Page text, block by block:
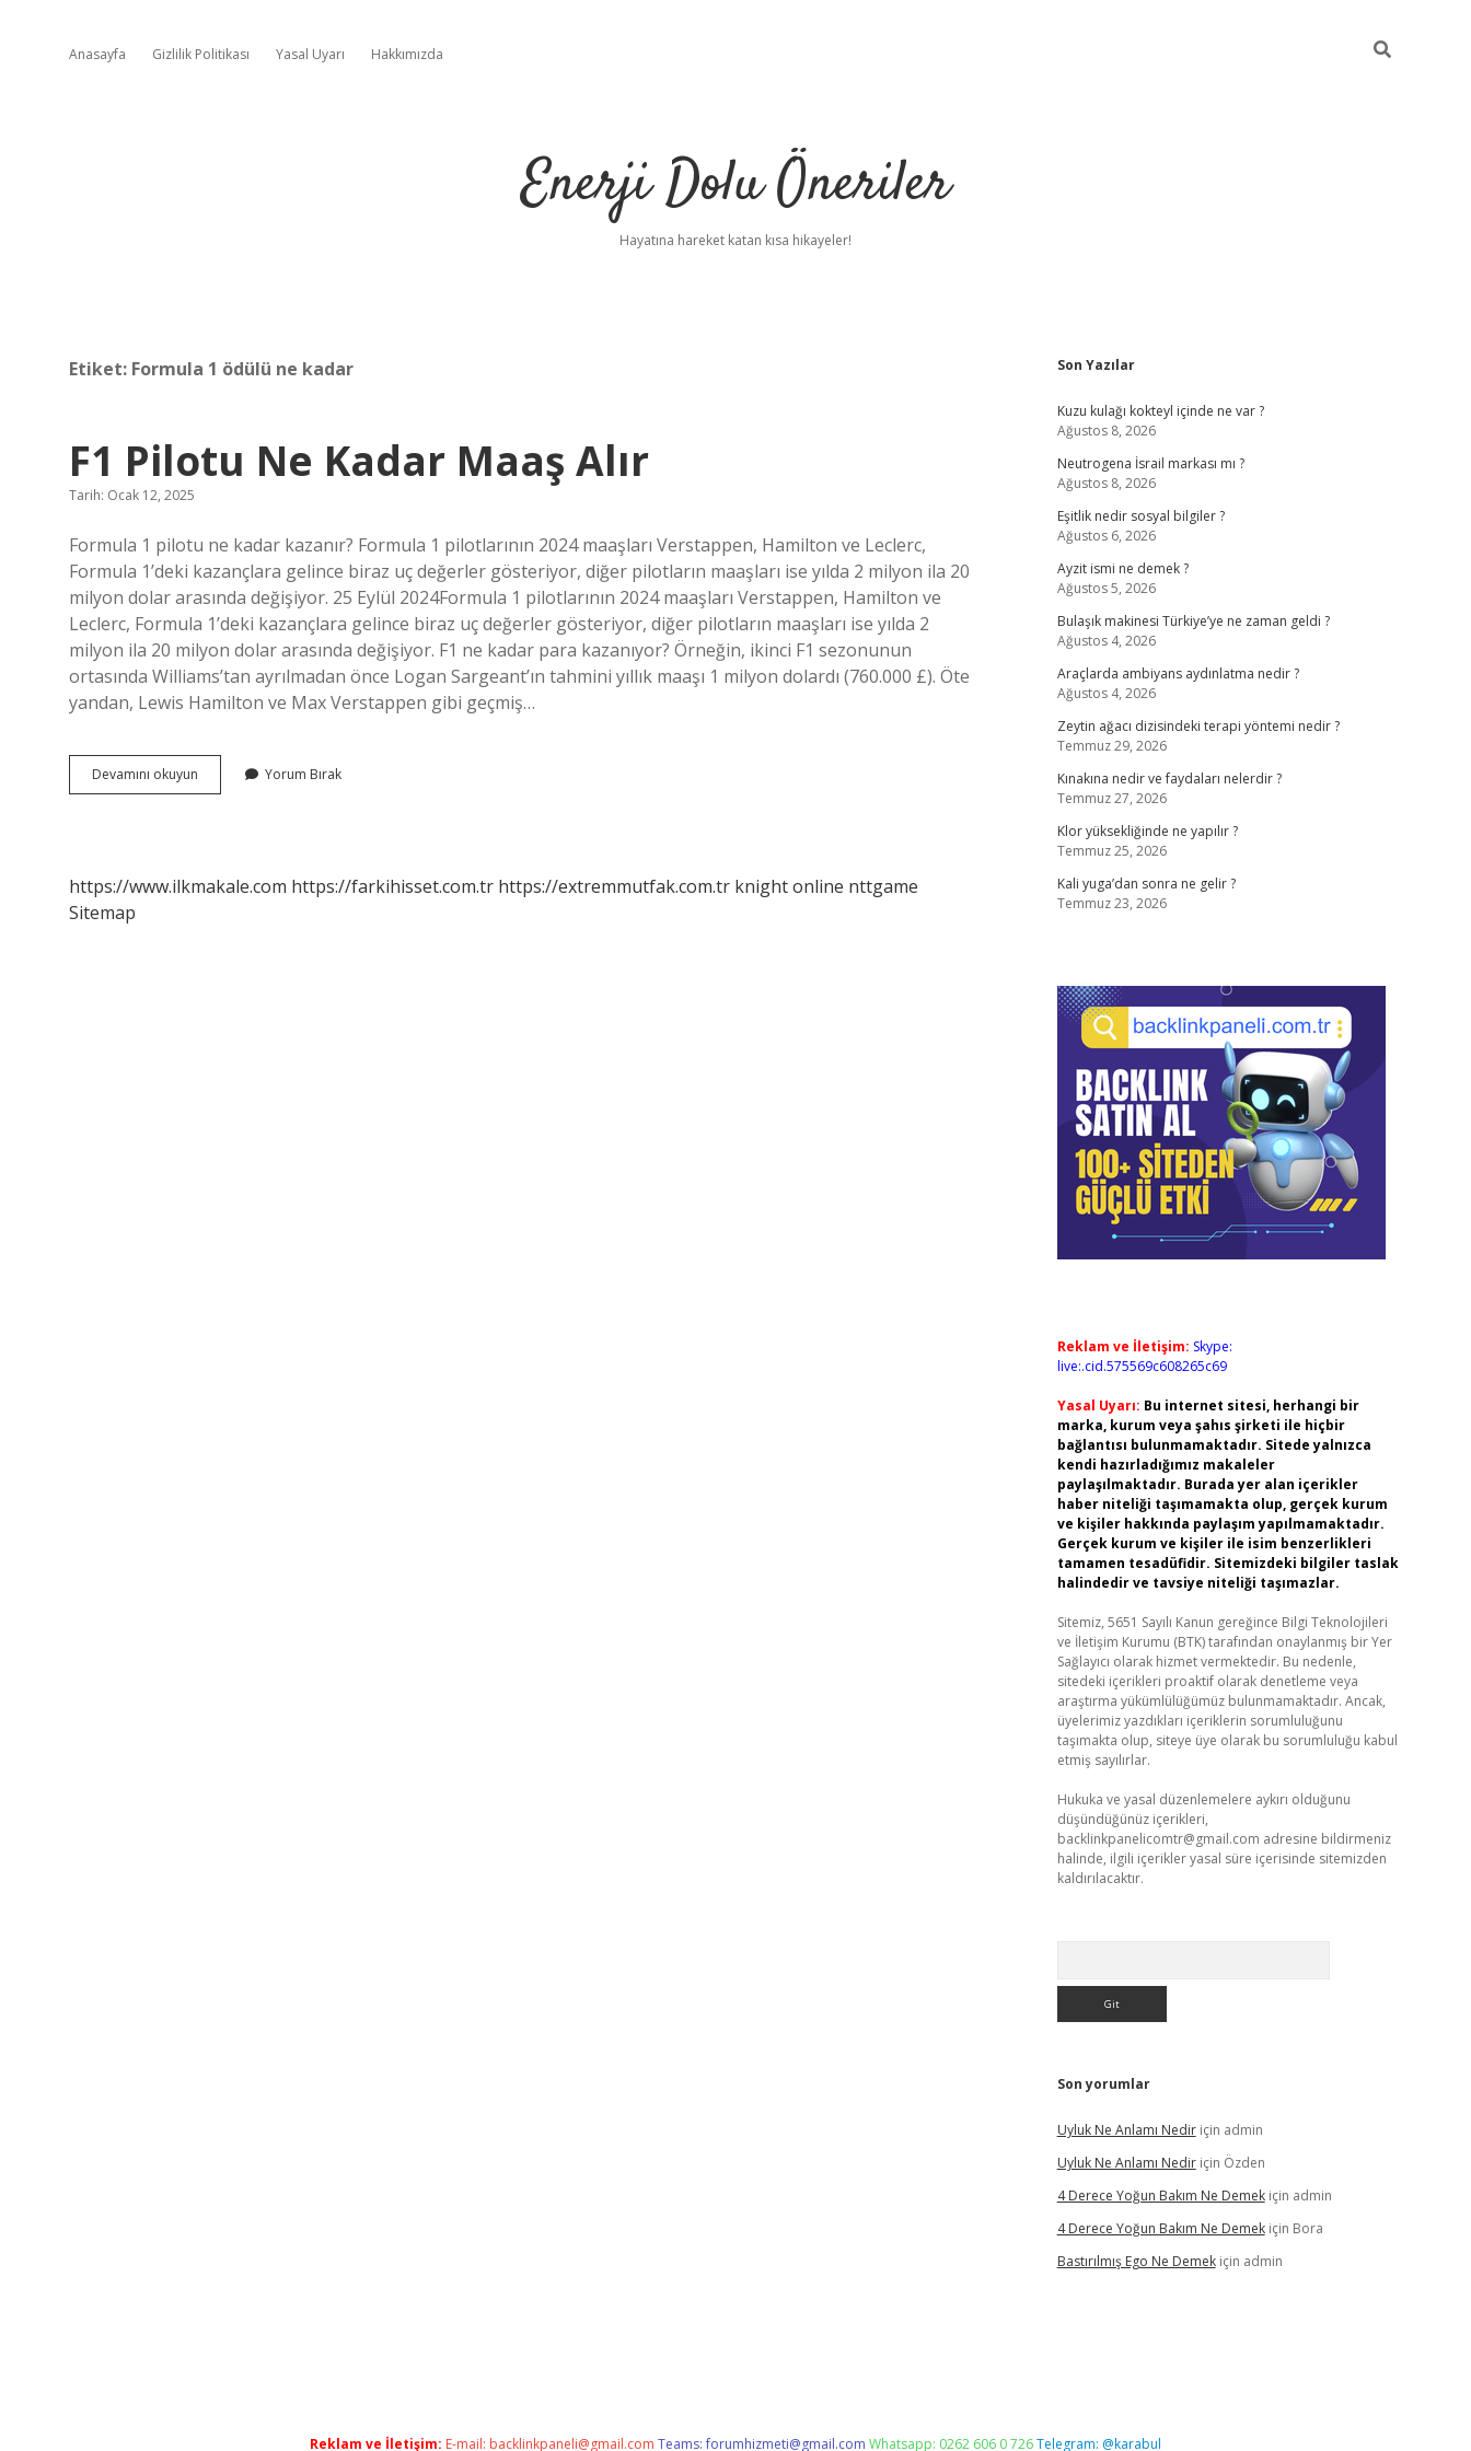
Anasayfa Gizlilik Politikası Yasal Uyarı Hakkımızda
Enerji Dolu Öneriler
Hayatına hareket katan kısa hikayeler!
Etiket: Formula 1 ödülü ne kadar
F1 Pilotu Ne Kadar Maaş Alır
Tarih: Ocak 12, 2025
Formula 1 pilotu ne kadar kazanır? Formula 1 pilotlarının 2024 maaşları Verstappen, Hamilton ve Leclerc,
Formula 1’deki kazançlara gelince biraz uç değerler gösteriyor, diğer pilotların maaşları ise yılda 2 milyon ila 20
milyon dolar arasında değişiyor. 25 Eylül 2024Formula 1 pilotlarının 2024 maaşları Verstappen, Hamilton ve
Leclerc, Formula 1’deki kazançlara gelince biraz uç değerler gösteriyor, diğer pilotların maaşları ise yılda 2
milyon ila 20 milyon dolar arasında değişiyor. F1 ne kadar para kazanıyor? Örneğin, ikinci F1 sezonunun
ortasında Williams’tan ayrılmadan önce Logan Sargeant’ın tahmini yıllık maaşı 1 milyon dolardı (760.000 £). Öte
yandan, Lewis Hamilton ve Max Verstappen gibi geçmiş…
Devamını okuyun
Pilotu
Yorum Bırak
https://www.ilkmakale.com https://farkihisset.com.tr https://extremmutfak.com.tr knight online nttgame
Sitemap
Sidebar
Son Yazılar
Kuzu kulağı kokteyl içinde ne var ?
Ağustos 8, 2026
Neutrogena İsrail markası mı ?
Ağustos 8, 2026
Eşitlik nedir sosyal bilgiler ?
Ağustos 6, 2026
Ayzit ismi ne demek ?
Ağustos 5, 2026
Bulaşık makinesi Türkiye’ye ne zaman geldi ?
Ağustos 4, 2026
Araçlarda ambiyans aydınlatma nedir ?
Ağustos 4, 2026
Zeytin ağacı dizisindeki terapi yöntemi nedir ?
Temmuz 29, 2026
Kınakına nedir ve faydaları nelerdir ?
Temmuz 27, 2026
Klor yüksekliğinde ne yapılır ?
Temmuz 25, 2026
Kali yuga’dan sonra ne gelir ?
Temmuz 23, 2026
Reklam ve İletişim: Skype:
live:.cid.575569c608265c69
Yasal Uyarı: Bu internet sitesi, herhangi bir
marka, kurum veya şahıs şirketi ile hiçbir
bağlantısı bulunmamaktadır. Sitede yalnızca
kendi hazırladığımız makaleler
paylaşılmaktadır. Burada yer alan içerikler
haber niteliği taşımamakta olup, gerçek kurum
ve kişiler hakkında paylaşım yapılmamaktadır.
Gerçek kurum ve kişiler ile isim benzerlikleri
tamamen tesadüfidir. Sitemizdeki bilgiler taslak
halindedir ve tavsiye niteliği taşımazlar.
Sitemiz, 5651 Sayılı Kanun gereğince Bilgi Teknolojileri
ve İletişim Kurumu (BTK) tarafından onaylanmış bir Yer
Sağlayıcı olarak hizmet vermektedir. Bu nedenle,
sitedeki içerikleri proaktif olarak denetleme veya
araştırma yükümlülüğümüz bulunmamaktadır. Ancak,
üyelerimiz yazdıkları içeriklerin sorumluluğunu
taşımakta olup, siteye üye olarak bu sorumluluğu kabul
etmiş sayılırlar.
Hukuka ve yasal düzenlemelere aykırı olduğunu
düşündüğünüz içerikleri,
backlinkpanelicomtr@gmail.com adresine bildirmeniz
halinde, ilgili içerikler yasal süre içerisinde sitemizden
kaldırılacaktır.
Son yorumlar
Uyluk Ne Anlamı Nediriçin admin
Uyluk Ne Anlamı Nediriçin Özden
4 Derece Yoğun Bakım Ne Demekiçin admin
4 Derece Yoğun Bakım Ne Demekiçin Bora
Bastırılmış Ego Ne Demekiçin admin
Reklam ve İletişim: E-mail: backlinkpaneli@gmail.com Teams:forumhizmeti@gmail.com Whatsapp: 0262 606 0 726Telegram: @karabul